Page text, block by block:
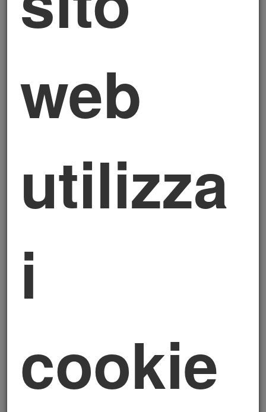
Telefono: 3292087639
INFORMATIVA
RELATIVA AL
DATI PERSONALI AI
SENSI DELL’ART. 13
2016/679 (GDPR)
nazionale, ivi compreso il Decreto Legislativo n.
Privacy”) (“Normativa Privacy Applicabile”) il
Titolare del Trattamento dei Dati è il soggetto
indicato all'inizio di questa informativa
web
utilizza
i
cookie